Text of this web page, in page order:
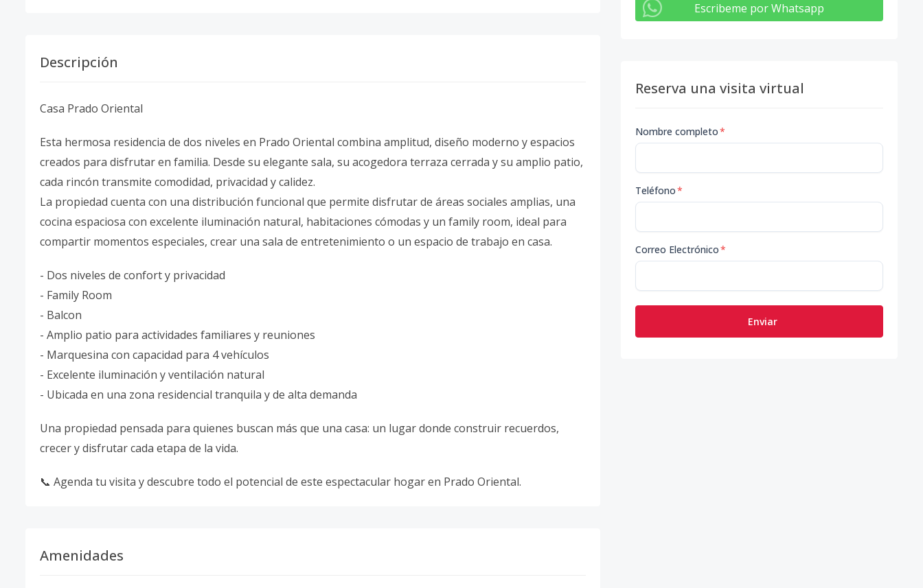
Descripción
Casa Prado Oriental
Esta hermosa residencia de dos niveles en Prado Oriental combina amplitud, diseño moderno y espacios
creados para disfrutar en familia. Desde su elegante sala, su acogedora terraza cerrada y su amplio patio,
cada rincón transmite comodidad, privacidad y calidez.
La propiedad cuenta con una distribución funcional que permite disfrutar de áreas sociales amplias, una
cocina espaciosa con excelente iluminación natural, habitaciones cómodas y un family room, ideal para
compartir momentos especiales, crear una sala de entretenimiento o un espacio de trabajo en casa.
- Dos niveles de confort y privacidad
- Family Room
- Balcon
- Amplio patio para actividades familiares y reuniones
- Marquesina con capacidad para 4 vehículos
- Excelente iluminación y ventilación natural
- Ubicada en una zona residencial tranquila y de alta demanda
Una propiedad pensada para quienes buscan más que una casa: un lugar donde construir recuerdos,
crecer y disfrutar cada etapa de la vida.
📞 Agenda tu visita y descubre todo el potencial de este espectacular hogar en Prado Oriental.
Amenidades
Escribeme por Whatsapp
Reserva una visita virtual
Nombre completo*
Teléfono*
Correo Electrónico*
Enviar